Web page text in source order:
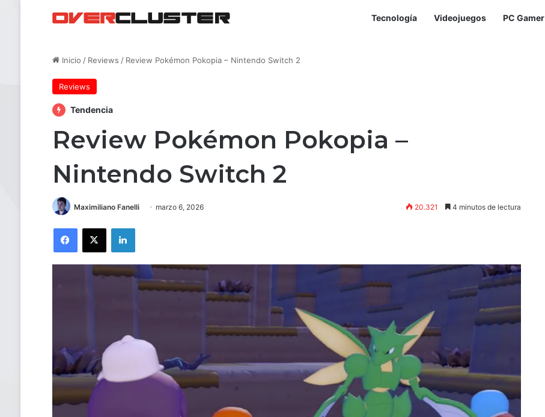
Tecnología Videojuegos PC Gamer
Inicio / Reviews / Review Pokémon Pokopia – Nintendo Switch 2
Reviews
Tendencia
Review Pokémon Pokopia –
Nintendo Switch 2
Maximiliano Fanelli marzo 6, 2026 20.321 4 minutos de lectura
Facebook
X LinkedIn